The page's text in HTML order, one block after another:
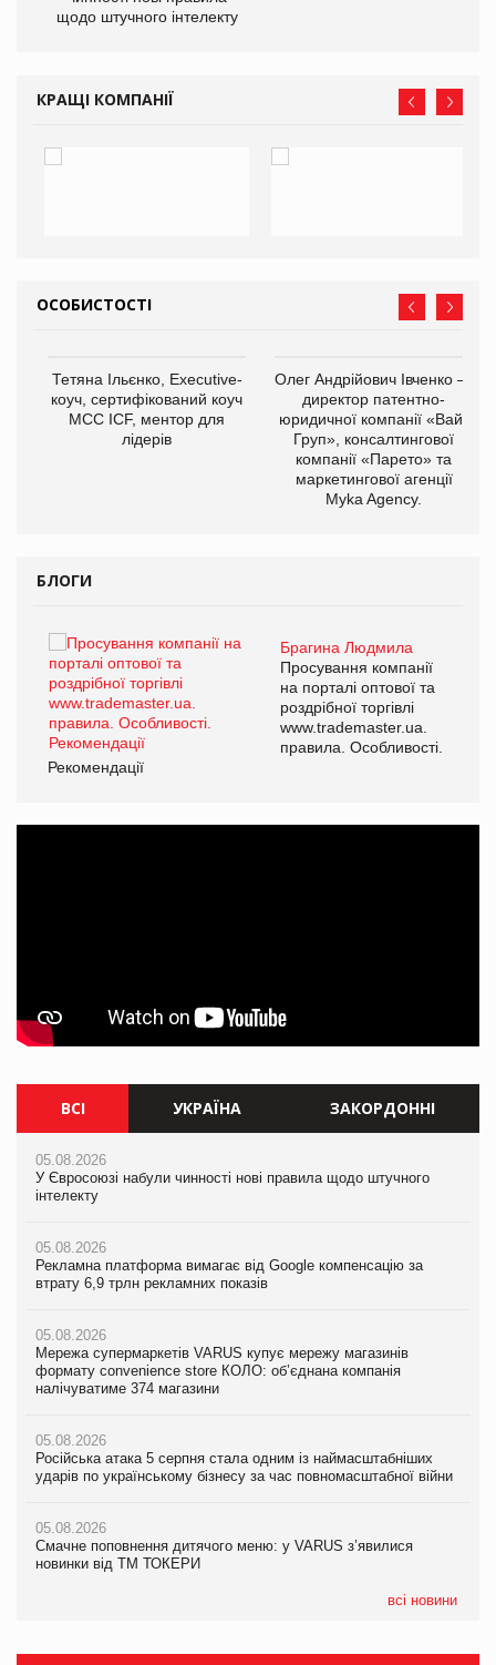
щодо штучного інтелекту
КРАЩІ КОМПАНІЇ
ОСОБИСТОСТІ
Тетяна Ільєнко, Executive-
коуч, сертифікований коуч
МСС ICF, ментор для
лідерів
Олег Андрійович Івченко —
директор патентно-
юридичної компанії «Вайз
Груп», консалтингової
компанії «Парето» та
маркетингової агенції
Myka Agency.
БЛОГИ
Брагина Людмила
Просування компанії
на порталі оптової та
роздрібної торгівлі
www.trademaster.ua.
правила. Особливості.
Рекомендації
ВСІ УКРАЇНА ЗАКОРДОННІ
05.08.2026
У Євросоюзі набули чинності нові правила щодо штучного
інтелекту
05.08.2026
Рекламна платформа вимагає від Google компенсацію за
втрату 6,9 трлн рекламних показів
05.08.2026
Мережа супермаркетів VARUS купує мережу магазинів
формату convenience store КОЛО: об’єднана компанія
налічуватиме 374 магазини
05.08.2026
Російська атака 5 серпня стала одним із наймасштабніших
ударів по українському бізнесу за час повномасштабної війни
05.08.2026
Смачне поповнення дитячого меню: у VARUS з’явилися
новинки від ТМ ТОКЕРИ
всі новини
05.08.2026
Мережа супермаркетів VARUS купує мережу магазинів
формату convenience store КОЛО: об’єднана компанія
05.08.2026
Російська атака 5 серпня стала одним із наймасштабніших
05.08.2026
Смачне поповнення дитячого меню: у VARUS з’явилися
новинки від ТМ ТОКЕРИ
05.08.2026
Сергій Лісунов про заморожені хлібобулочні вироби на
PrivateLabel&FMCG Master 2026
04.08.2026
Через атаку РФ у Дніпрі пошкоджено склад шоколаду
Millennium
05.08.2026
У Євросоюзі набули чинності нові правила щодо штучного
інтелекту
05.08.2026
Рекламна платформа вимагає від Google компенсацію за
втрату 6,9 трлн рекламних показів
05.08.2026
Adidas витратила понад $1 млрд на маркетинг за квартал
продуктів